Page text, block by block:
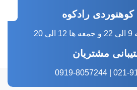
کوهنوردی رادکوه
مشتریان
021-